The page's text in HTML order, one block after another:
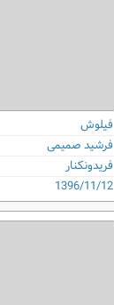
فیلوش
فرشید صمیمی
فریدونکنار
1396/11/12